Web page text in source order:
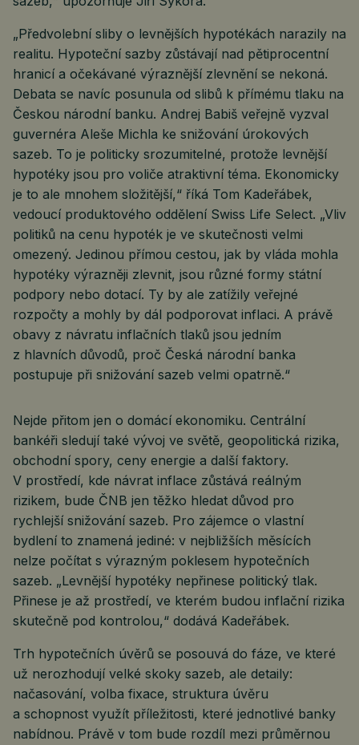
„Předvolební sliby o levnějších hypotékách narazily na
realitu. Hypoteční sazby zůstávají nad pětiprocentní
hranicí a očekávané výraznější zlevnění se nekoná.
Debata se navíc posunula od slibů k přímému tlaku na
Českou národní banku. Andrej Babiš veřejně vyzval
guvernéra Aleše Michla ke snižování úrokových
sazeb. To je politicky srozumitelné, protože levnější
hypotéky jsou pro voliče atraktivní téma. Ekonomicky
je to ale mnohem složitější,“ říká Tom Kadeřábek,
vedoucí produktového oddělení Swiss Life Select. „Vliv
politiků na cenu hypoték je ve skutečnosti velmi
omezený. Jedinou přímou cestou, jak by vláda mohla
hypotéky výrazněji zlevnit, jsou různé formy státní
podpory nebo dotací. Ty by ale zatížily veřejné
rozpočty a mohly by dál podporovat inflaci. A právě
obavy z návratu inflačních tlaků jsou jedním
z hlavních důvodů, proč Česká národní banka
postupuje při snižování sazeb velmi opatrně.“
Nejde přitom jen o domácí ekonomiku. Centrální
bankéři sledují také vývoj ve světě, geopolitická rizika,
obchodní spory, ceny energie a další faktory.
V prostředí, kde návrat inflace zůstává reálným
rizikem, bude ČNB jen těžko hledat důvod pro
rychlejší snižování sazeb. Pro zájemce o vlastní
bydlení to znamená jediné: v nejbližších měsících
nelze počítat s výrazným poklesem hypotečních
sazeb. „Levnější hypotéky nepřinese politický tlak.
Přinese je až prostředí, ve kterém budou inflační rizika
skutečně pod kontrolou,“ dodává Kadeřábek.
Trh hypotečních úvěrů se posouvá do fáze, ve které
už nerozhodují velké skoky sazeb, ale detaily:
načasování, volba fixace, struktura úvěru
a schopnost využít příležitosti, které jednotlivé banky
nabídnou. Právě v tom bude rozdíl mezi průměrnou